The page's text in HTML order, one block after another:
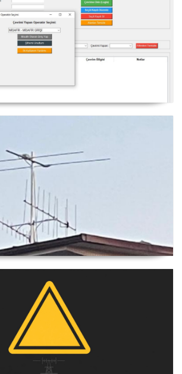
Çevrim Kayıt Programı Güncelleme
Anten Yönü Nasıl Belirlenir